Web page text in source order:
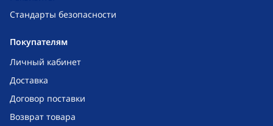
Стандарты безопасности
Покупателям
Личный кабинет
Доставка
Договор поставки
Возврат товара